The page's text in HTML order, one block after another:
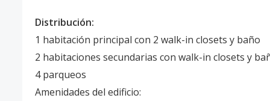
Distribución:
1 habitación principal con 2 walk-in closets y baño
2 habitaciones secundarias con walk-in closets y
4 parqueos
Amenidades del edificio: